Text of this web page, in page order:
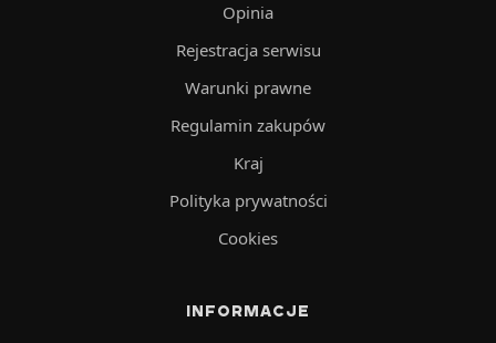
Opinia
Rejestracja serwisu
Warunki prawne
Regulamin zakupów
Kraj
Polityka prywatności
Cookies
INFORMACJE